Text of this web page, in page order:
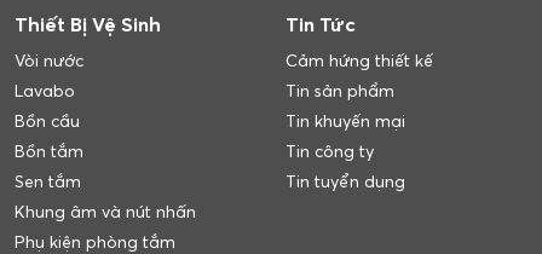
Thiết Bị Vệ Sinh
Vòi nước
Lavabo
Bồn cầu
Bồn tắm
Sen tắm
Khung âm và nút nhấn
Phụ kiện phòng tắm
Tin Tức
Cảm hứng thiết kế
Tin sản phẩm
Tin khuyến mại
Tin công ty
Tin tuyển dụng